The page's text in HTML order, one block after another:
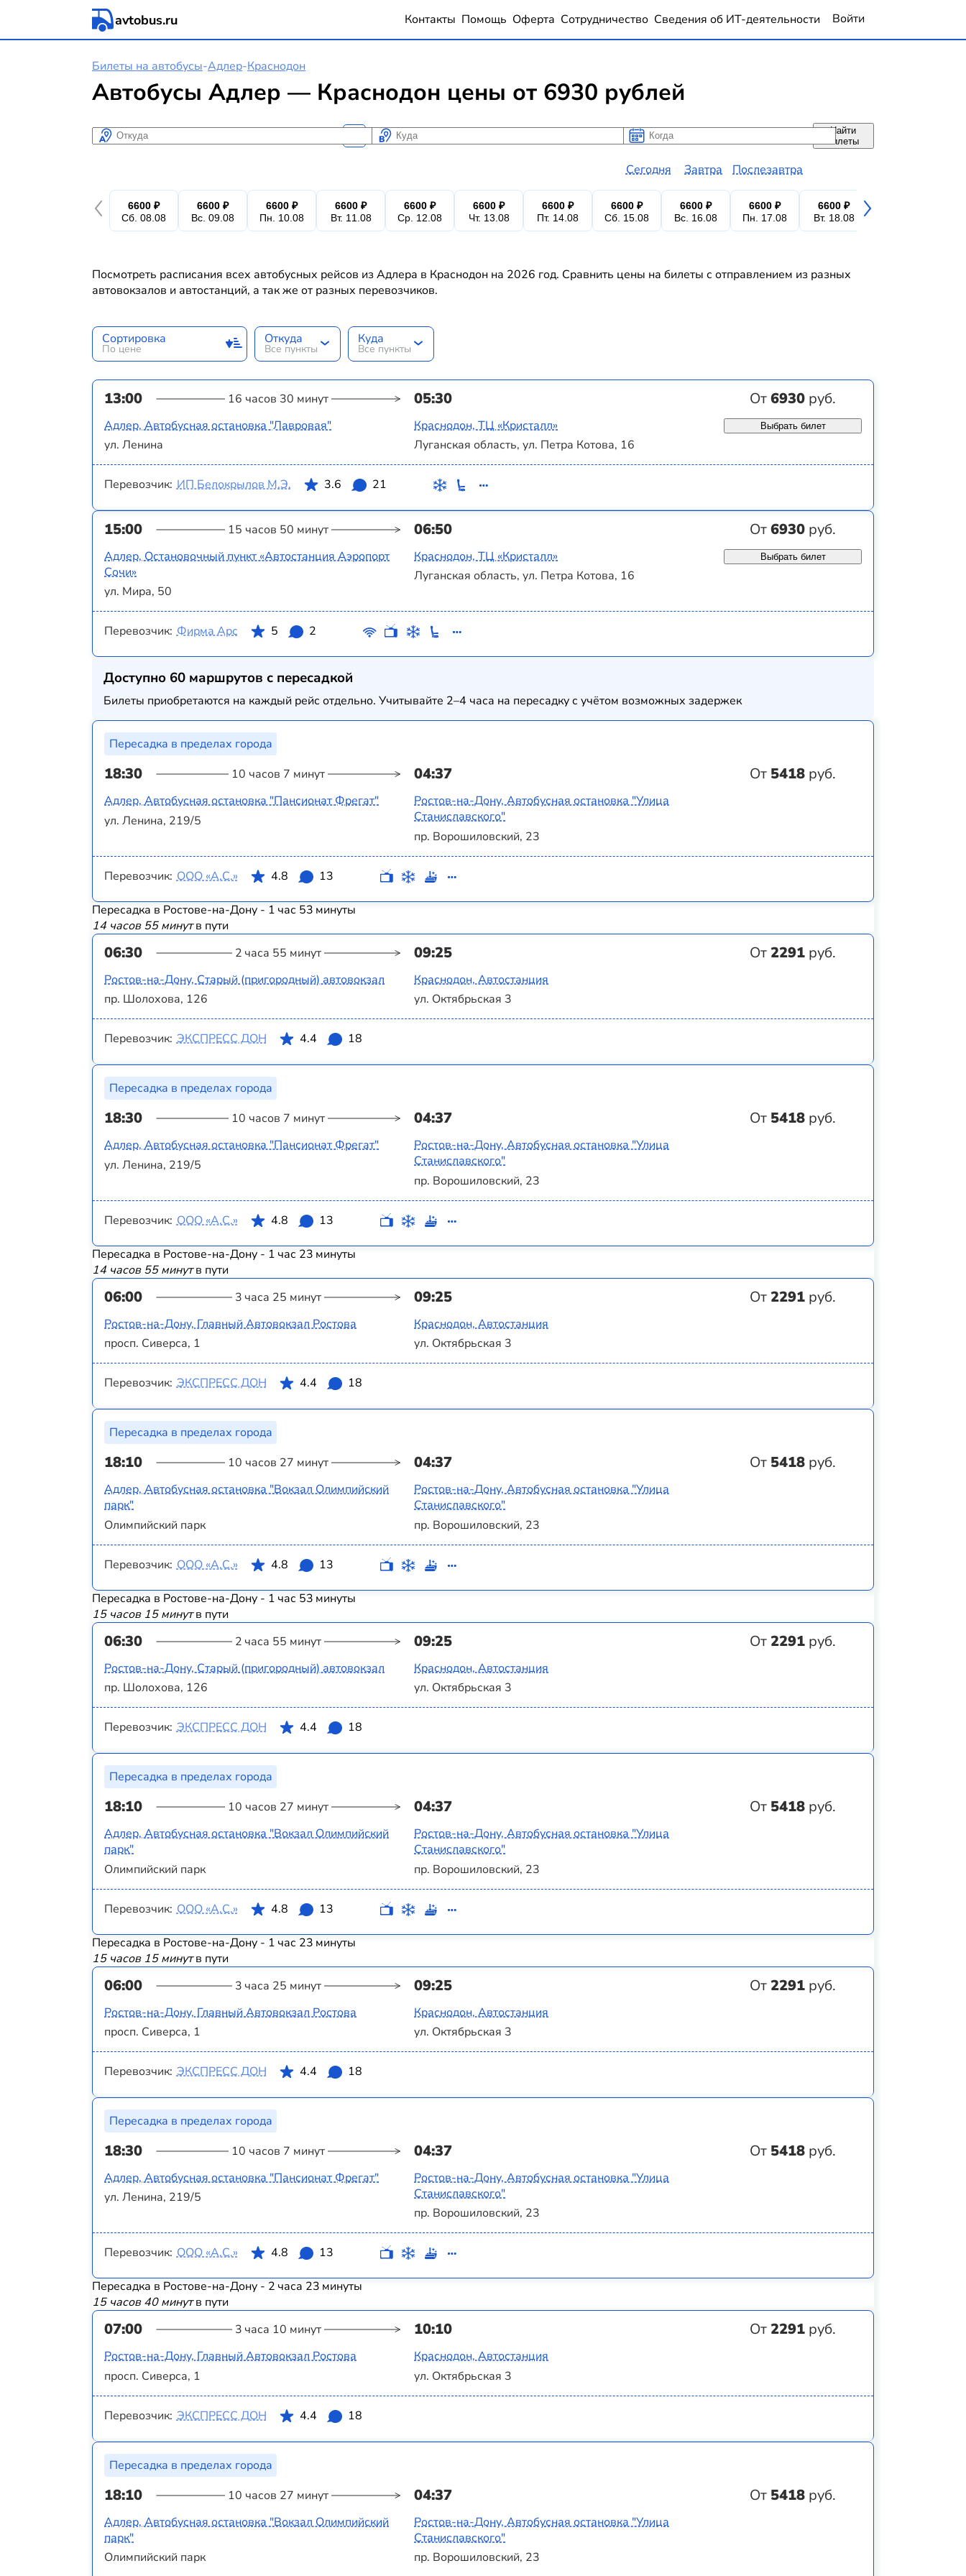
avtobus.ru Контакты Помощь Оферта Сотрудничество Сведения об ИТ-деятельности Войти
Билеты на автобусы-Адлер-Краснодон
Автобусы Адлер — Краснодон цены от 6930 рублей
Откуда Куда Когда
Когда
Сегодня Завтра Послезавтра
Найти
билеты
6600 ₽
Сб. 08.08
6600 ₽
Вс. 09.08
6600 ₽
Пн. 10.08
6600 ₽
Вт. 11.08
6600 ₽
Ср. 12.08
6600 ₽
Чт. 13.08
6600 ₽
Пт. 14.08
6600 ₽
Сб. 15.08
6600 ₽
Вс. 16.08
6600 ₽
Пн. 17.08
6600 ₽
Вт. 18.08
Посмотреть расписания всех автобусных рейсов из Адлера в Краснодон на 2026 год. Сравнить цены на билеты с отправлением из разных
автовокзалов и автостанций, а так же от разных перевозчиков.
Сортировка
По цене
Откуда
Все пункты
Куда
Все пункты
13:00 16 часов 30 минут 05:30 От6930 руб.
Адлер, Автобусная остановка "Лавровая"
ул. Ленина
Краснодон, ТЦ «‎Кристалл»
Луганская область, ул. Петра Котова, 16
Выбрать билет
Перевозчик: ИП Белокрылов М.Э. 3.6 21
15:00 15 часов 50 минут 06:50 От6930 руб.
Адлер, Остановочный пункт «Автостанция Аэропорт
Сочи»
ул. Мира, 50
Краснодон, ТЦ «‎Кристалл»
Луганская область, ул. Петра Котова, 16
Выбрать билет
Перевозчик: Фирма Арс 5 2
Доступно 60 маршрутов с пересадкой
Билеты приобретаются на каждый рейс отдельно. Учитывайте 2–4 часа на пересадку с учётом возможных задержек
Пересадка в пределах города
18:30 10 часов 7 минут 04:37 От 5418 руб.
Адлер, Автобусная остановка "Пансионат Фрегат"
ул. Ленина, 219/5
Ростов-на-Дону, Автобусная остановка "Улица
Станиславского"
пр. Ворошиловский, 23
Перевозчик: ООО «А.С.» 4.8 13
Пересадка в Ростове-на-Дону - 1 час 53 минуты
14 часов 55 минутв пути
06:30 2 часа 55 минут 09:25 От2291 руб.
Ростов-на-Дону, Старый (пригородный) автовокзал
пр. Шолохова, 126
Краснодон, Автостанция
ул. Октябрьская 3
Перевозчик: ЭКСПРЕСС ДОН 4.4 18
Пересадка в пределах города
18:30 10 часов 7 минут 04:37 От 5418 руб.
Адлер, Автобусная остановка "Пансионат Фрегат"
ул. Ленина, 219/5
Ростов-на-Дону, Автобусная остановка "Улица
Станиславского"
пр. Ворошиловский, 23
Перевозчик: ООО «А.С.» 4.8 13
Пересадка в Ростове-на-Дону - 1 час 23 минуты
14 часов 55 минутв пути
06:00 3 часа 25 минут 09:25 От2291 руб.
Ростов-на-Дону, Главный Автовокзал Ростова
просп. Сиверса, 1
Краснодон, Автостанция
ул. Октябрьская 3
Перевозчик: ЭКСПРЕСС ДОН 4.4 18
Пересадка в пределах города
18:10 10 часов 27 минут 04:37 От 5418 руб.
Адлер, Автобусная остановка "Вокзал Олимпийский
парк"
Олимпийский парк
Ростов-на-Дону, Автобусная остановка "Улица
Станиславского"
пр. Ворошиловский, 23
Перевозчик: ООО «А.С.» 4.8 13
Пересадка в Ростове-на-Дону - 1 час 53 минуты
15 часов 15 минутв пути
06:30 2 часа 55 минут 09:25 От2291 руб.
Ростов-на-Дону, Старый (пригородный) автовокзал
пр. Шолохова, 126
Краснодон, Автостанция
ул. Октябрьская 3
Перевозчик: ЭКСПРЕСС ДОН 4.4 18
Пересадка в пределах города
18:10 10 часов 27 минут 04:37 От 5418 руб.
Адлер, Автобусная остановка "Вокзал Олимпийский
парк"
Олимпийский парк
Ростов-на-Дону, Автобусная остановка "Улица
Станиславского"
пр. Ворошиловский, 23
Перевозчик: ООО «А.С.» 4.8 13
Пересадка в Ростове-на-Дону - 1 час 23 минуты
15 часов 15 минутв пути
06:00 3 часа 25 минут 09:25 От2291 руб.
Ростов-на-Дону, Главный Автовокзал Ростова
просп. Сиверса, 1
Краснодон, Автостанция
ул. Октябрьская 3
Перевозчик: ЭКСПРЕСС ДОН 4.4 18
Пересадка в пределах города
18:30 10 часов 7 минут 04:37 От 5418 руб.
Адлер, Автобусная остановка "Пансионат Фрегат"
ул. Ленина, 219/5
Ростов-на-Дону, Автобусная остановка "Улица
Станиславского"
пр. Ворошиловский, 23
Перевозчик: ООО «А.С.» 4.8 13
Пересадка в Ростове-на-Дону - 2 часа 23 минуты
15 часов 40 минутв пути
07:00 3 часа 10 минут 10:10 От2291 руб.
Ростов-на-Дону, Главный Автовокзал Ростова
просп. Сиверса, 1
Краснодон, Автостанция
ул. Октябрьская 3
Перевозчик: ЭКСПРЕСС ДОН 4.4 18
Пересадка в пределах города
18:10 10 часов 27 минут 04:37 От 5418 руб.
Адлер, Автобусная остановка "Вокзал Олимпийский
парк"
Олимпийский парк
Ростов-на-Дону, Автобусная остановка "Улица
Станиславского"
пр. Ворошиловский, 23